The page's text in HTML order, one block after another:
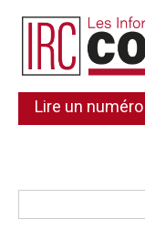
Lire un numéro